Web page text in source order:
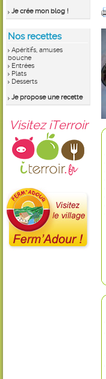
Je crée mon blog !
Nos recettes
Apéritifs, amuses
bouche
Entrées
Plats
Desserts
Je propose une recette
Visitez iTerroir